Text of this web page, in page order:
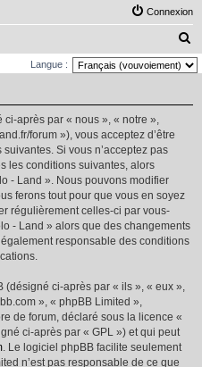
Connexion
e
Langue :
ci-après par « nous », « notre »,
forum »), vous acceptez d’être
Si vous n’acceptez pas
les conditions suivantes, alors
- Land ». Nous pouvons modifier
ferons tout pour que vous en soyez
régulièrement celles-ci par vous-
- Land » alors que des changements
responsable des conditions
(désigné ci-après par « ils », « eux »,
», « phpBB Limited »,
de forum, déclaré sous la licence «
ci-après par « GPL ») et qui peut
. Le logiciel phpBB facilite seulement
n’est pas responsable de ce que